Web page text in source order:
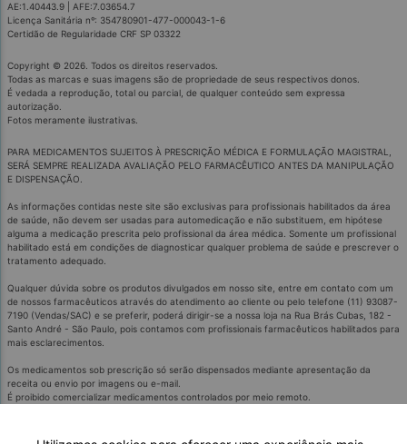
AE:1.40443.9 | AFE:7.03654.7
Licença Sanitária nº: 354780901-477-000043-1-6
Certidão de Regularidade CRF SP 03322
Copyright © 2026. Todos os direitos reservados.
Todas as marcas e suas imagens são de propriedade de seus respectivos donos.
É vedada a reprodução, total ou parcial, de qualquer conteúdo sem expressa
autorização.
Fotos meramente ilustrativas.
PARA MEDICAMENTOS SUJEITOS À PRESCRIÇÃO MÉDICA E FORMULAÇÃO MAGISTRAL,
SERÁ SEMPRE REALIZADA AVALIAÇÃO PELO FARMACÊUTICO ANTES DA MANIPULAÇÃO
E DISPENSAÇÃO.
As informações contidas neste site são exclusivas para profissionais habilitados da área
de saúde, não devem ser usadas para automedicação e não substituem, em hipótese
alguma a medicação prescrita pelo profissional da área médica. Somente um profissional
habilitado está em condições de diagnosticar qualquer problema de saúde e prescrever o
tratamento adequado.
Qualquer dúvida sobre os produtos divulgados em nosso site, entre em contato com um
de nossos farmacêuticos através do atendimento ao cliente ou pelo telefone (11) 93087-
7190 (Vendas/SAC) e se preferir, poderá dirigir-se a nossa loja na Rua Brás Cubas, 182 -
Santo André - São Paulo, pois contamos com profissionais farmacêuticos habilitados para
mais esclarecimentos.
Os medicamentos sob prescrição só serão dispensados mediante apresentação da
receita ou envio por imagens ou e-mail.
É proibido comercializar medicamentos controlados por meio remoto.
'SE PERSISTIREM OS SINTOMAS, O MÉDICO OU FARMACÊCUTICO DEVERÁ SER